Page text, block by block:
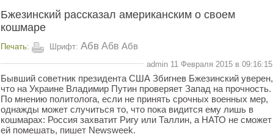
Бжезинский рассказал американским о своем
кошмаре
Печать: Шрифт: Абв Абв Абв
admin 11 Февраля 2015 в 09:16:15
Бывший советник президента США Збигнев Бжезинский уверен,
что на Украине Владимир Путин проверяет Запад на прочность.
По мнению политолога, если не принять срочных военных мер,
однажды может случиться то, что пока видится ему лишь в
кошмарах: Россия захватит Ригу или Таллин, а НАТО не сможет
ей помешать, пишет Newsweek.